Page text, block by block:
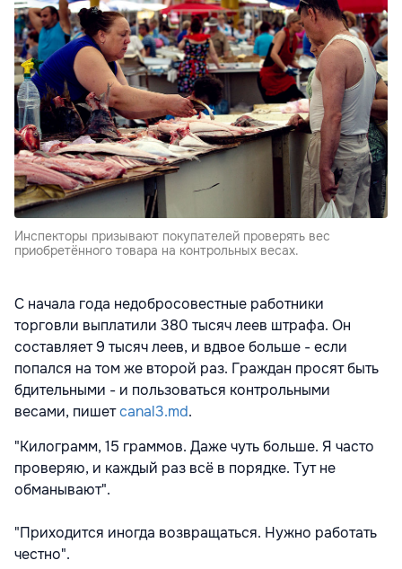
Инспекторы призывают покупателей проверять вес
приобретённого товара на контрольных весах.
С начала года недобросовестные работники
торговли выплатили 380 тысяч леев штрафа. Он
составляет 9 тысяч леев, и вдвое больше - если
попался на том же второй раз. Граждан просят быть
бдительными - и пользоваться контрольными
весами, пишетcanal3.md.
"Килограмм, 15 граммов. Даже чуть больше. Я часто
проверяю, и каждый раз всё в порядке. Тут не
обманывают".
"Приходится иногда возвращаться. Нужно работать
честно".